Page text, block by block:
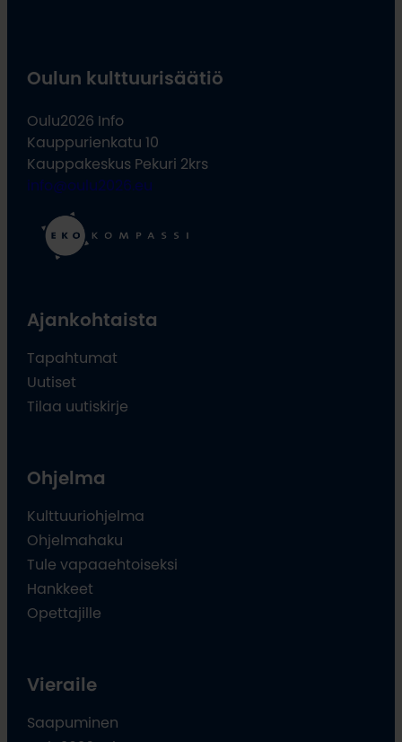
Oulun kulttuurisäätiö
Oulu2026 Info
Kauppurienkatu 10
Kauppakeskus Pekuri 2krs
info@oulu2026.eu
Ajankohtaista
Tapahtumat
Uutiset
Tilaa uutiskirje
Ohjelma
Kulttuuriohjelma
Ohjelmahaku
Tule vapaaehtoiseksi
Hankkeet
Opettajille
Vieraile
Saapuminen